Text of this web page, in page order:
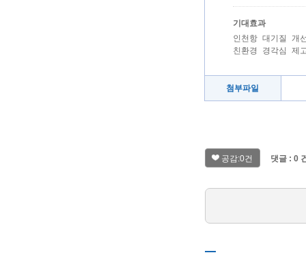
기대효과
인천항 대기질
친환경 경각심 제
첨부파일
공감:0건 댓글 : 0